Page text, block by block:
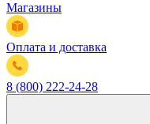
Магазины
Оплата и доставка
8 (800) 222-24-28